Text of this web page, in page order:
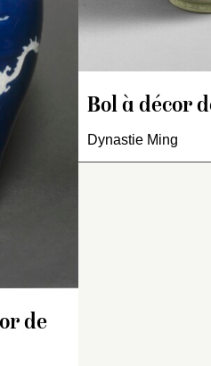
de
Pièce très
Bol à décor
Dynastie Ming